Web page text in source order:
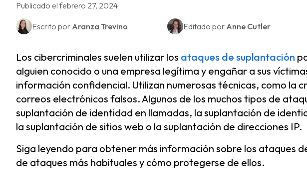
Publicado el febrero 27, 2024
Escrito por Aranza Trevino Editado por Anne Cutler
Los cibercriminales suelen utilizar los ataques de suplantación
alguien conocido o una empresa legítima y engañar a sus
información confidencial. Utilizan numerosas técnicas, como la
correos electrónicos falsos. Algunos de los muchos tipos de
suplantación de identidad en llamadas, la suplantación de
la suplantación de sitios web o la suplantación de direcciones IP.
Siga leyendo para obtener más información sobre los ataques
de ataques más habituales y cómo protegerse de ellos.